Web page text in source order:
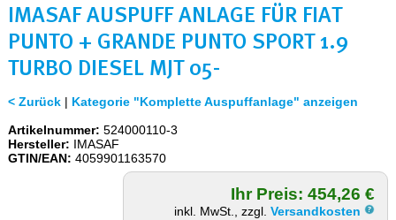
IMASAF AUSPUFF ANLAGE FÜR FIAT
PUNTO + GRANDE PUNTO SPORT 1.9
TURBO DIESEL MJT 05-
< Zurück| Kategorie "Komplette Auspuffanlage" anzeigen
Artikelnummer: 524000110-3
Hersteller: IMASAF
GTIN/EAN: 4059901163570
Ihr Preis: 454,26 €
inkl. MwSt., zzgl.Versandkosten